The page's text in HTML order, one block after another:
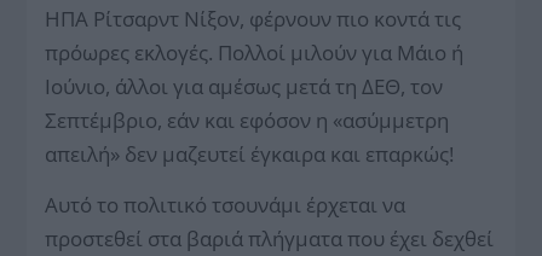
ΗΠΑ Ρίτσαρντ Νίξον, φέρνουν πιο κοντά τις
πρόωρες εκλογές. Πολλοί μιλούν για Μάιο ή
Ιούνιο, άλλοι για αμέσως μετά τη ΔΕΘ, τον
Σεπτέμβριο, εάν και εφόσον η «ασύμμετρη
απειλή» δεν μαζευτεί έ­γκαιρα και επαρκώς!
Αυτό το πολιτικό τσουνάμι έρχεται να
προστεθεί στα βαριά πλήγματα που έχει δεχθεί